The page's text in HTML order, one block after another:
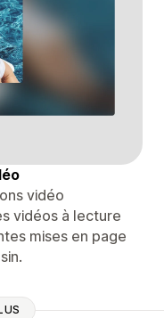
vidéo
vidéos à lecture
mises en page